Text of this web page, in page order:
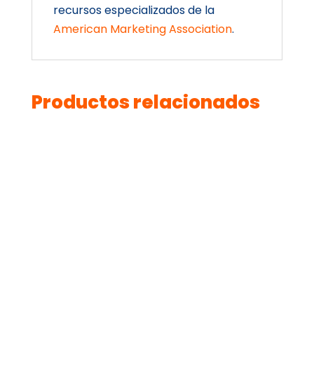
recursos especializados de la
American Marketing Association.
Productos relacionados